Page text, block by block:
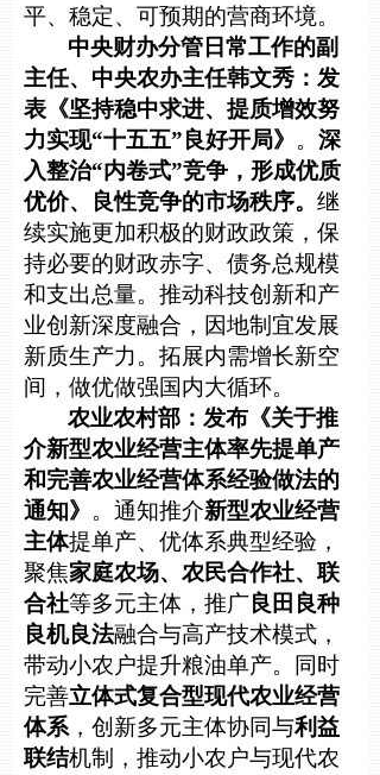
平、稳定、可预期的营商环境。
中央财办分管日常工作的副
主任、中央农办主任韩文秀：发
表《坚持稳中求进、提质增效努
力实现“十五五”良好开局》 。 深
入整治“内卷式”竞争，形成优质
优价、良性竞争的市场秩序。 继
续实施更加积极的财政政策，保
持必要的财政赤字、债务总规模
和支出总量。推动科技创新和产
业创新深度融合，因地制宜发展
新质生产力。拓展内需增长新空
间，做优做强国内大循环。
农业农村部：发布《关于推
介新型农业经营主体率先提单产
和完善农业经营体系经验做法的
通知》 。通知推介新型农业经营
主体提单产、优体系典型经验，
聚焦家庭农场、农民合作社、联
合社等多元主体，推广 良田良种
良机良法融合与高产技术模式，
带动小农户提升粮油单产。同时
完善立体式复合型现代农业经营
体系 ，创新多元主体协同与利益
联结机制，推动小农户与现代农